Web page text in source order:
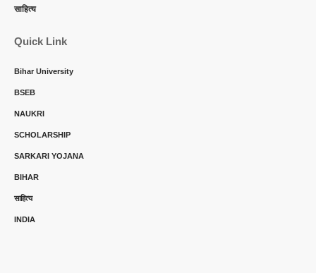
साहित्य
Quick Link
Bihar University
BSEB
NAUKRI
SCHOLARSHIP
SARKARI YOJANA
BIHAR
साहित्य
INDIA